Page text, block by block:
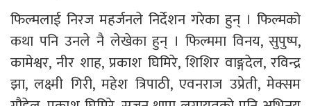
फिल्मलाई निरज महर्जनले निर्देशन गरेका हुन् । फिल्मको
कथा पनि उनले नै लेखेका हुन् । फिल्ममा विनय, सुपुष्प,
कामेश्वर, नीर शाह, प्रकाश घिमिरे, शिशिर वाङ्गदेल, रविन्द्र
झा, लक्ष्मी गिरी, महेश त्रिपाठी, एवनराज उप्रेती, मेक्सम